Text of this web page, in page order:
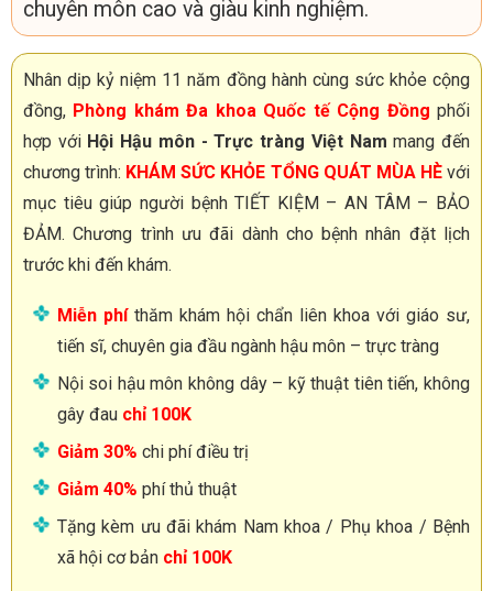
chuyên môn cao và giàu kinh nghiệm.
Nhân dịp kỷ niệm 11 năm đồng hành cùng sức khỏe cộng
đồng, Phòng khám Đa khoa Quốc tế Cộng Đồng phối
hợp với Hội Hậu môn - Trực tràng Việt Nam mang đến
chương trình: KHÁM SỨC KHỎE TỔNG QUÁT MÙA HÈvới
mục tiêu giúp người bệnh TIẾT KIỆM – AN TÂM – BẢO
ĐẢM. Chương trình ưu đãi dành cho bệnh nhân đặt lịch
trước khi đến khám.
Miễn phíthăm khám hội chẩn liên khoa với giáo sư,
tiến sĩ, chuyên gia đầu ngành hậu môn – trực tràng
Nội soi hậu môn không dây – kỹ thuật tiên tiến, không
gây đau chỉ 100K
Giảm 30% chi phí điều trị
Giảm 40% phí thủ thuật
Tặng kèm ưu đãi khám Nam khoa / Phụ khoa / Bệnh
xã hội cơ bản chỉ 100K